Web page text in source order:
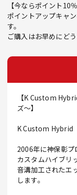
【今ならポイント10
ポイントアップキャ
す。
ご購入はお早めにどう
【K Custom
ズ～】
K Custom Hybrid
2006年に神保彰
カスタムハイブリ
音溝加工されたエ
します。